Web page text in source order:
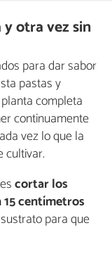
otra vez sin
para dar sabor
pastas y
completa
continuamente
vez lo que la
cultivar.
cortar los
centímetros
para que